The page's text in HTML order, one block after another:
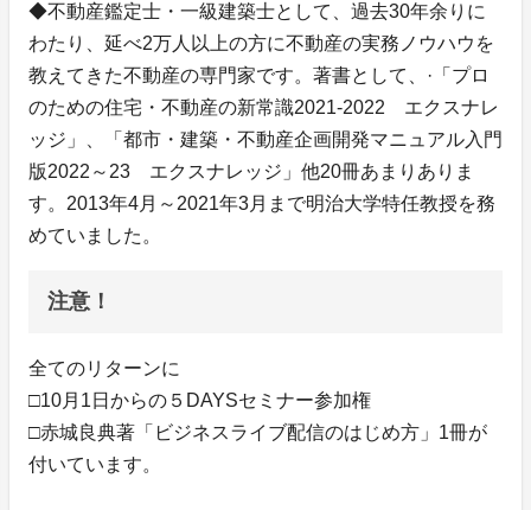
◆不動産鑑定士・一級建築士として、過去30年余りに
わたり、延べ2万人以上の方に不動産の実務ノウハウを
教えてきた不動産の専門家です。著書として、·「プロ
のための住宅・不動産の新常識2021-2022 エクスナレ
ッジ」、「都市・建築・不動産企画開発マニュアル入門
版2022～23 エクスナレッジ」他20冊あまりありま
す。2013年4月～2021年3月まで明治大学特任教授を務
めていました。
注意！
全てのリターンに
□10月1日からの５DAYSセミナー参加権
□赤城良典著「ビジネスライブ配信のはじめ方」1冊が
付いています。